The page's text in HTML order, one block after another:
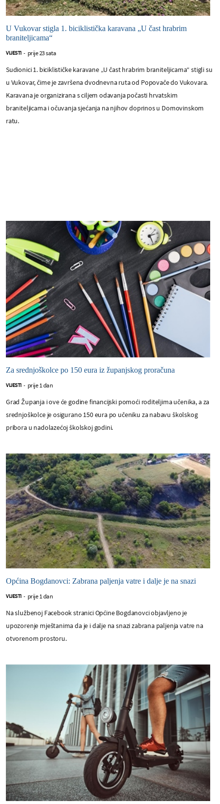
U Vukovar stigla 1. biciklistička karavana „U čast hrabrim
braniteljicama“
VIJESTI - prije 23 sata
Sudionici 1. biciklističke karavane „U čast hrabrim braniteljicama“ stigli su
u Vukovar, čime je završena dvodnevna ruta od Popovače do Vukovara.
Karavana je organizirana s ciljem odavanja počasti hrvatskim
braniteljicama i očuvanja sjećanja na njihov doprinos u Domovinskom
ratu.
Za srednjoškolce po 150 eura iz županjskog proračuna
VIJESTI - prije 1 dan
Grad Županja i ove će godine financijski pomoći roditeljima učenika, a za
srednjoškolce je osigurano 150 eura po učeniku za nabavu školskog
pribora u nadolazećoj školskoj godini.
Općina Bogdanovci: Zabrana paljenja vatre i dalje je na snazi
VIJESTI - prije 1 dan
Na službenoj Facebook stranici Općine Bogdanovci objavljeno je
upozorenje mještanima da je i dalje na snazi zabrana paljenja vatre na
otvorenom prostoru.